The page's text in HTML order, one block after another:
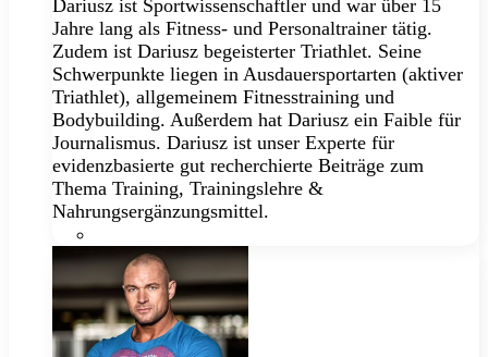
Dariusz ist Sportwissenschaftler und war über 15
Jahre lang als Fitness- und Personaltrainer tätig.
Zudem ist Dariusz begeisterter Triathlet. Seine
Schwerpunkte liegen in Ausdauersportarten (aktiver
Triathlet), allgemeinem Fitnesstraining und
Bodybuilding. Außerdem hat Dariusz ein Faible für
Journalismus. Dariusz ist unser Experte für
evidenzbasierte gut recherchierte Beiträge zum
Thema Training, Trainingslehre &
Nahrungsergänzungsmittel.